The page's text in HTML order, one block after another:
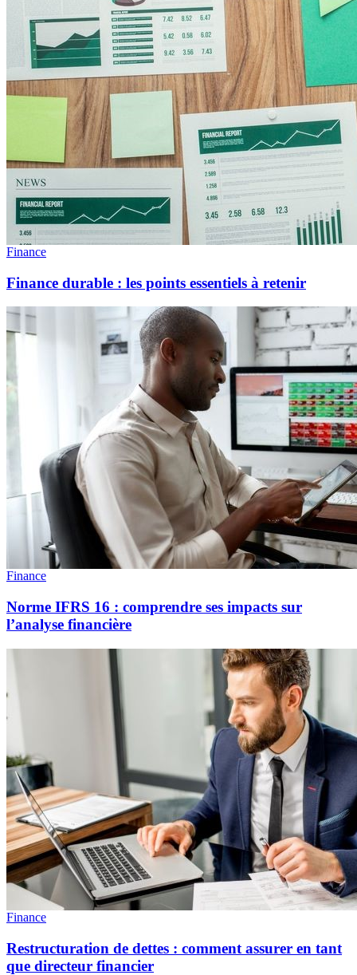
Finance
Finance durable : les points essentiels à retenir
Finance
Norme IFRS 16 : comprendre ses impacts sur
l’analyse financière
Finance
Restructuration de dettes : comment assurer en tant
que directeur financier